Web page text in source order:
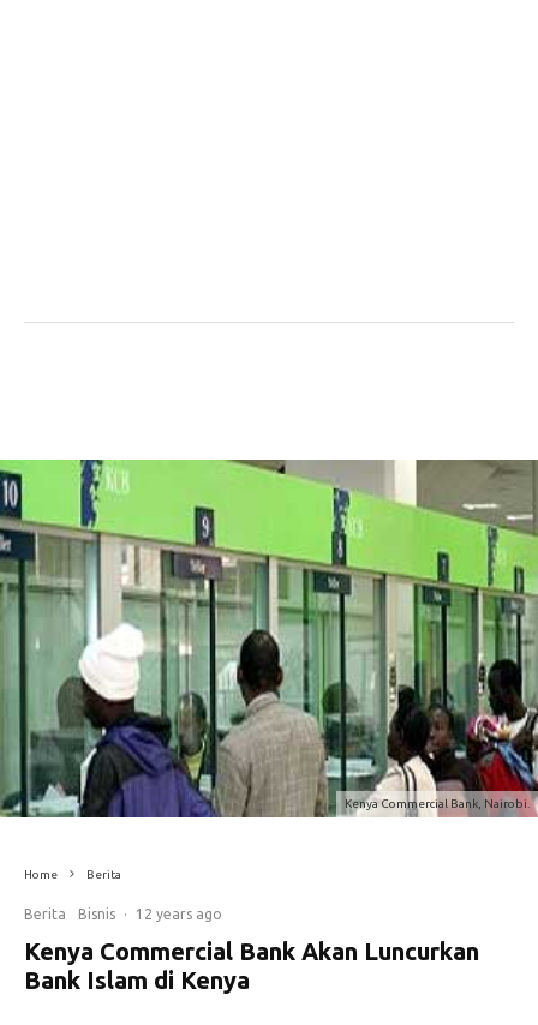
Kenya Commercial Bank, Nairobi.
Home Berita
Berita Bisnis · 12 years ago
Kenya Commercial Bank Akan Luncurkan
Bank Islam di Kenya